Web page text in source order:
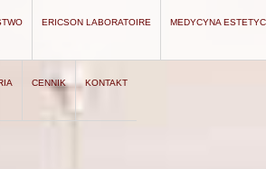
ERICSON LABORATOIRE MEDYCYNA
CENNIK KONTAKT